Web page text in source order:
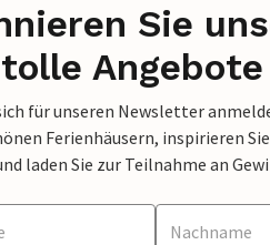
Sie
für unseren Newsletter
Ferienhäusern, inspirieren
laden Sie zur Teilnahme an